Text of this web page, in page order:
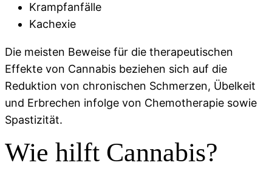
Krampfanfälle
Kachexie
Die meisten Beweise für die therapeutischen
Effekte von Cannabis beziehen sich auf die
Reduktion von chronischen Schmerzen, Übelkeit
und Erbrechen infolge von Chemotherapie sowie
Spastizität.
Wie hilft Cannabis?